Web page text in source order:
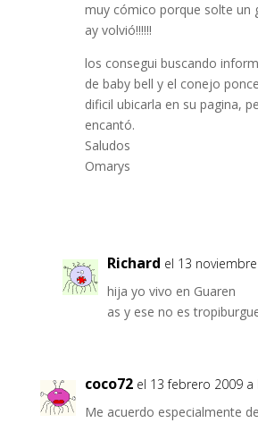
muy cómico porque solte un
ay volvió!!!!!!
los consegui buscando
de baby bell y el conejo
dificil ubicarla en su pagina,
encantó.
Saludos
Omarys
Richard el 13
hija yo vivo en Guaren
as y ese no es
coco72 el 13 febrero 2009 a
Me acuerdo especialmente